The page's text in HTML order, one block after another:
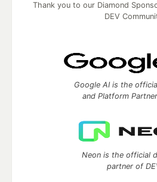
Thank you to our Diamond
DEV
Google AI is the
and Platform
Neon is the official
partner of